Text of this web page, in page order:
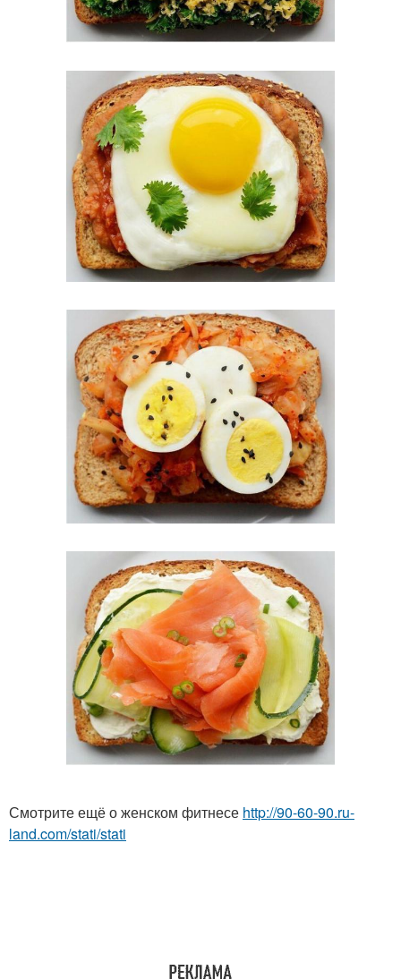
Смотрите ещё о женском фитнесе http://90-60-90.ru-
land.com/stati/stati